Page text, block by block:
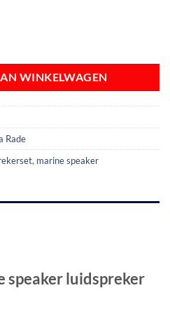
WINKELWAGEN
Rade
, marine speaker
speaker luidspreker